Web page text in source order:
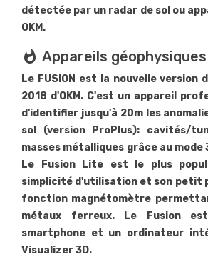
détectée par un radar de sol ou
OKM.
whatshot Appareils géophysiques
Le FUSION est la nouvelle version
2018 d'OKM. C'est un appareil
d'identifier jusqu'à 20m les
sol (version ProPlus): cavités/
masses métalliques grâce au mode
Le Fusion Lite est le plus
simplicité d'utilisation et son petit
fonction magnétomètre
métaux ferreux. Le Fusion
smartphone et un ordinateur
Visualizer 3D.